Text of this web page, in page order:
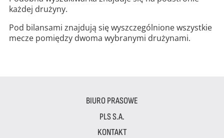
każdej drużyny.
Pod bilansami znajdują się wyszczególnione wszystkie
mecze pomiędzy dwoma wybranymi drużynami.
BIURO PRASOWE
PLS S.A.
KONTAKT